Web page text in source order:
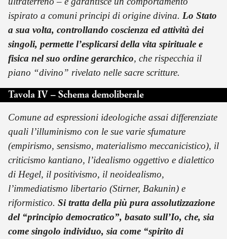
ispirato a comuni principi di origine divina. Lo Stato
a sua volta, controllando coscienza ed attività dei
singoli, permette l’esplicarsi della vita spirituale e
fisica nel suo ordine gerarchico, che rispecchia il
piano “divino” rivelato nelle sacre scritture.
Tavola IV – Schema demoliberale
Comune ad espressioni ideologiche assai differenziate
quali l’illuminismo con le sue varie sfumature
(empirismo, sensismo, materialismo meccanicistico), il
criticismo kantiano, l’idealismo oggettivo e dialettico
di Hegel, il positivismo, il neoidealismo,
l’immediatismo libertario (Stirner, Bakunin) e
riformistico. Si tratta della più pura assolutizzazione
del “principio democratico”, basato sull’Io, che, sia
come singolo individuo, sia come “spirito di